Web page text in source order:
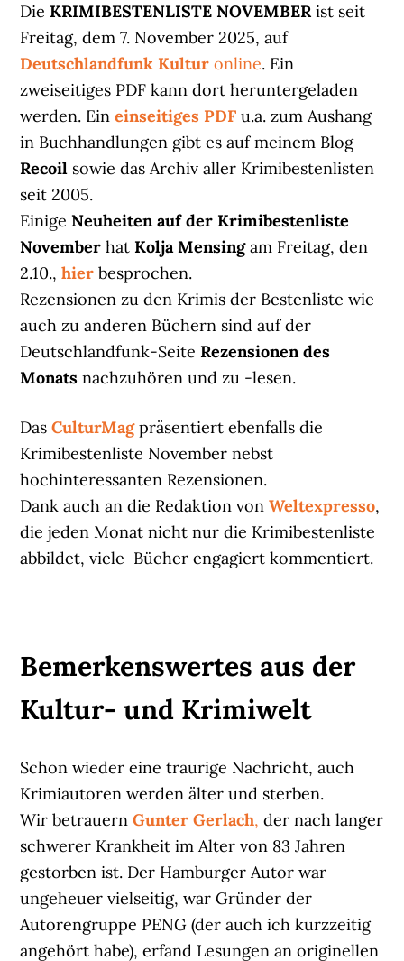
DieKRIMIBESTENLISTE NOVEMBERist seit
Freitag, dem 7. November 2025, auf
Deutschlandfunk Kultur online. Ein
zweiseitiges PDF kann dort heruntergeladen
werden. Eineinseitiges PDFu.a. zum Aushang
in Buchhandlungen gibt es auf meinem Blog
Recoil sowie das Archiv aller Krimibestenlisten
seit 2005.
EinigeNeuheiten auf der Krimibestenliste
NovemberhatKolja Mensingam Freitag, den
2.10.,hier besprochen.
Rezensionen zu den Krimis der Bestenliste wie
auch zu anderen Büchern sind auf der
Deutschlandfunk-SeiteRezensionen des
Monatsnachzuhören und zu -lesen.
DasCulturMagpräsentiert ebenfalls die
Krimibestenliste November nebst
hochinteressanten Rezensionen.
Dank auch an die Redaktion vonWeltexpresso,
die jeden Monat nicht nur die Krimibestenliste
abbildet, viele Bücher engagiert kommentiert.
Bemerkenswertes aus der
Kultur- und Krimiwelt
Schon wieder eine traurige Nachricht, auch
Krimiautoren werden älter und sterben.
Wir betrauernGunter Gerlach, der nach langer
schwerer Krankheit im Alter von 83 Jahren
gestorben ist. Der Hamburger Autor war
ungeheuer vielseitig, war Gründer der
Autorengruppe PENG (der auch ich kurzzeitig
angehört habe), erfand Lesungen an originellen